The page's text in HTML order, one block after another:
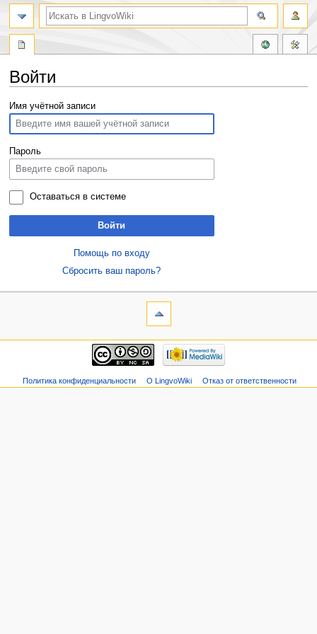
Войти
Перейти
навигации
Перейти
поиску
Имя учётной записи
Пароль
Оставаться в системе
Войти
Помощь по входу
Сбросить ваш пароль?
Политика конфиденциальности О LingvoWiki Отказ от ответственности